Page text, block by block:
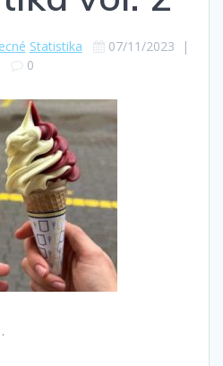
Statistika 07/11/2023 |
0